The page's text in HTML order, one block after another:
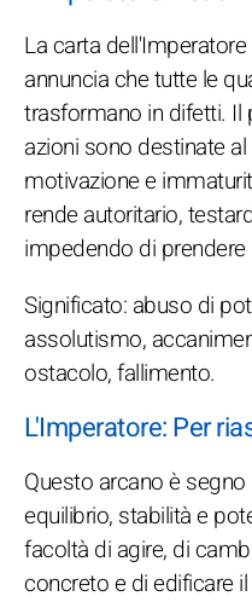
La carta
annuncia che tutte le
trasformano in difetti.
azioni sono destinate
motivazione e
rende autoritario,
impedendo di
Significato: abuso di
assolutismo,
ostacolo, fallimento.
L'Imperatore: Per
Questo arcano è
equilibrio, stabilità e
facoltà di agire, di
concreto e di edificare